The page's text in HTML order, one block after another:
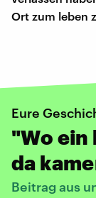
Ort zum leben
Eure
"Wo ein
da
Beitrag aus